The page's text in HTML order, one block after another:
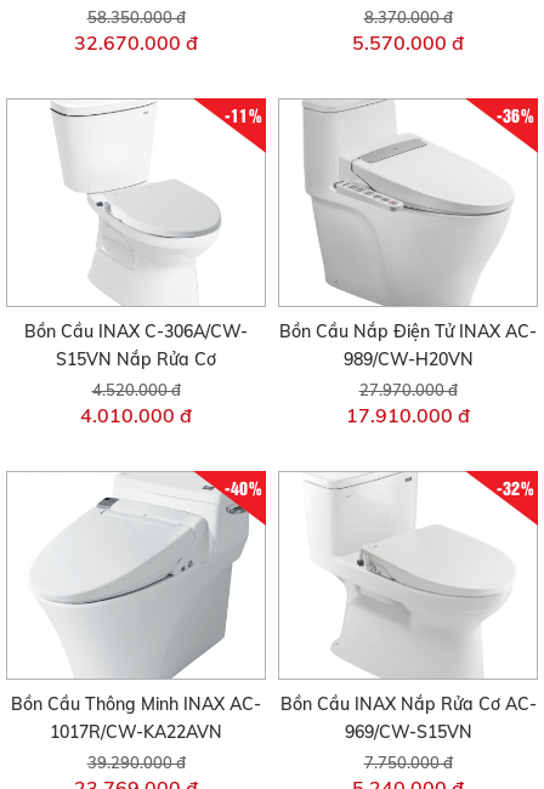
58.350.000 đ
32.670.000 đ
8.370.000 đ
5.570.000 đ
-11%
Bồn Cầu INAX C-306A/CW-
S15VN Nắp Rửa Cơ
4.520.000 đ
4.010.000 đ
-36%
Bồn Cầu Nắp Điện Tử INAX AC-
989/CW-H20VN
27.970.000 đ
17.910.000 đ
-40%
Bồn Cầu Thông Minh INAX AC-
1017R/CW-KA22AVN
39.290.000 đ
-32%
Bồn Cầu INAX Nắp Rửa Cơ AC-
969/CW-S15VN
7.750.000 đ